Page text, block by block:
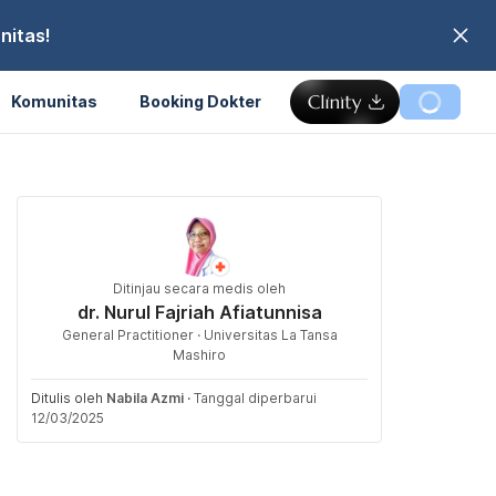
Komunitas Booking Dokter
Ditinjau secara medis oleh
dr. Nurul Fajriah Afiatunnisa
General Practitioner · Universitas La Tansa
Mashiro
Ditulis oleh Nabila Azmi · Tanggal diperbarui
12/03/2025